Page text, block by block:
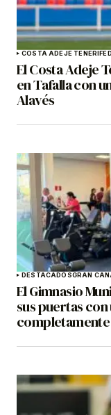
COSTA ADEJE TENERIFE
El Costa Adeje
en Tafalla con
Alavés
DESTACADOSGRAN
El Gimnasio
sus puertas